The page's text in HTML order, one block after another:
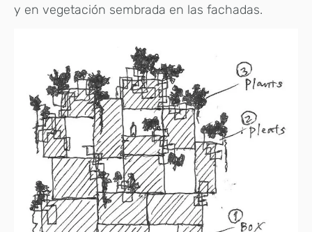
y en vegetación sembrada en las fachadas.